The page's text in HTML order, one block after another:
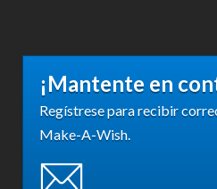
¡Mantente en
Regístrese para recibir
Make-A-Wish.